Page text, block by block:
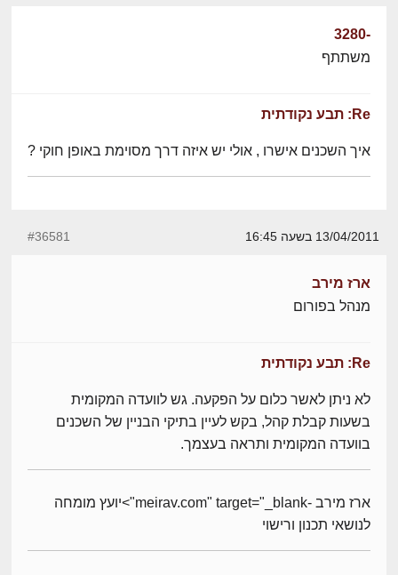
-3280
משתתף
Re: תבע נקודתית
איך השכנים אישרו , אולי יש איזה דרך מסוימת באופן חוקי ?
13/04/2011 בשעה 16:45 #36581
ארז מירב
מנהל בפורום
Re: תבע נקודתית
לא ניתן לאשר כלום על הפקעה. גש לוועדה המקומית
בשעות קבלת קהל, בקש לעיין בתיקי הבניין של השכנים
בוועדה המקומית ותראה בעצמך.
ארז מירב -meirav.com" target="_blank">יועץ מומחה
לנושאי תכנון ורישוי